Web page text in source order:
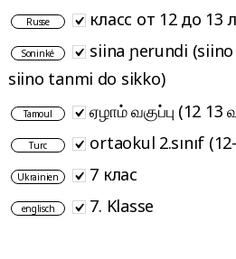
Russe класс от 12 до 13
Soninké
siina ɲerundi
siino tanmi do sikko)
Tamoul ஏழாம் வகுப்பு (12
Turc ortaokul 2.sınıf
Ukrainien 7 клас
englisch 7. Klasse